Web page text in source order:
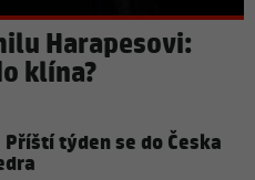
Harapesovi:
klína?
Příští týden se do Česka